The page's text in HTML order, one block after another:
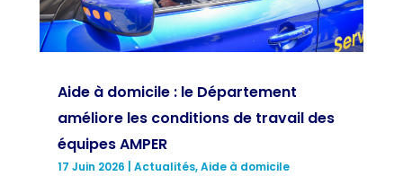
Aide à domicile : le Département
améliore les conditions de travail des
équipes AMPER
17 Juin 2026 Actualités,Aide à domicile